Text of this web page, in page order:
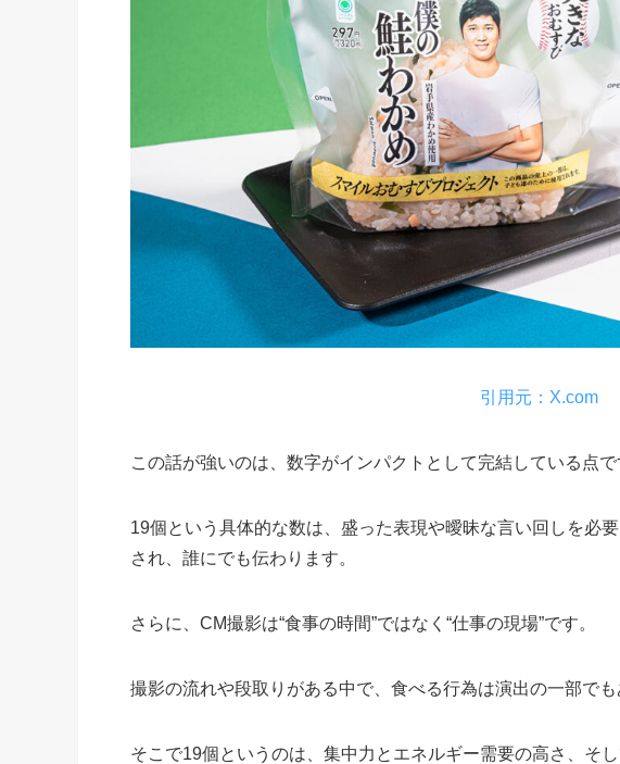
引用元：X.com
この話が強いのは、数字がインパクトとして完結している点で
19個という具体的な数は、盛った表現や曖昧な言い回しを必
され、誰にでも伝わります。
さらに、CM撮影は“食事の時間”ではなく“仕事の現場”です。
撮影の流れや段取りがある中で、食べる行為は演出の一部でも
そこで19個というのは、集中力とエネルギー需要の高さ、そ